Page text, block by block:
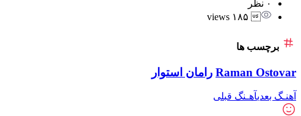
۰ نظر
۱۸۵ views
برچسب ها
Raman Ostovar رامان استوار
آهنـگ بعدیآهـنگ قبلی